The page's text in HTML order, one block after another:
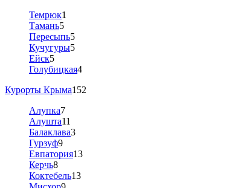
Темрюк1
Тамань5
Пересыпь5
Кучугуры5
Ейск5
Голубицкая4
Курорты Крыма152
Алупка7
Алушта11
Балаклава3
Гурзуф9
Евпатория13
Керчь8
Коктебель13